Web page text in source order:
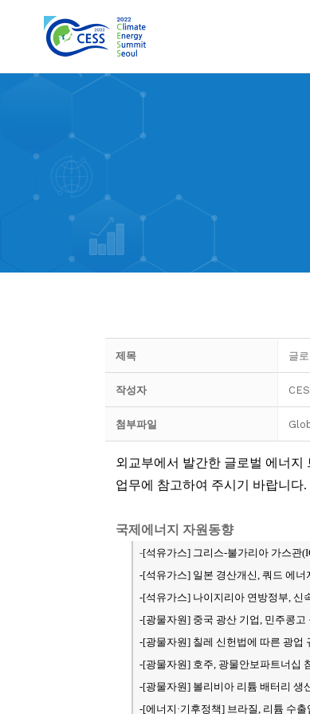
제목 글
작성자
첨부파일
외교부에서 발간한 글로벌 에너지
업무에 참고하여 주시기 바랍니다.
국제에너지 자원동향
-[석유가스] 그리스-불가리아 가스관
-[석유가스] 일본 경산개신, 쿼드 에너
-[석유가스] 나이지리아 연방정부, 신
-[광물자원] 중국 광산 기업, 민주콩
-[광물자원] 칠레 신헌법에 따른 광업
-[광물자원] 호주, 광물안보파트너십
-[광물자원] 볼리비아 리튬 배터리 생
-[에너지·기후정책] 브라질, 리튬 수